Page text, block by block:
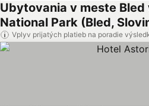
Ubytovania v meste
National Park (Bled,
Vplyv prijatých platieb na poradie